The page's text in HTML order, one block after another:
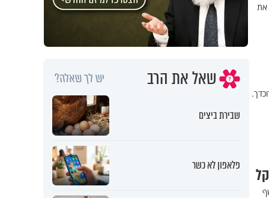
את
שאל את הרב יש לך שאלה?
שבירת ביצים
פלאפון לא כשר